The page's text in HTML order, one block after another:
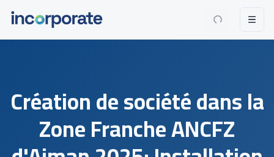
Création de société dans la
Zone Franche ANCFZ